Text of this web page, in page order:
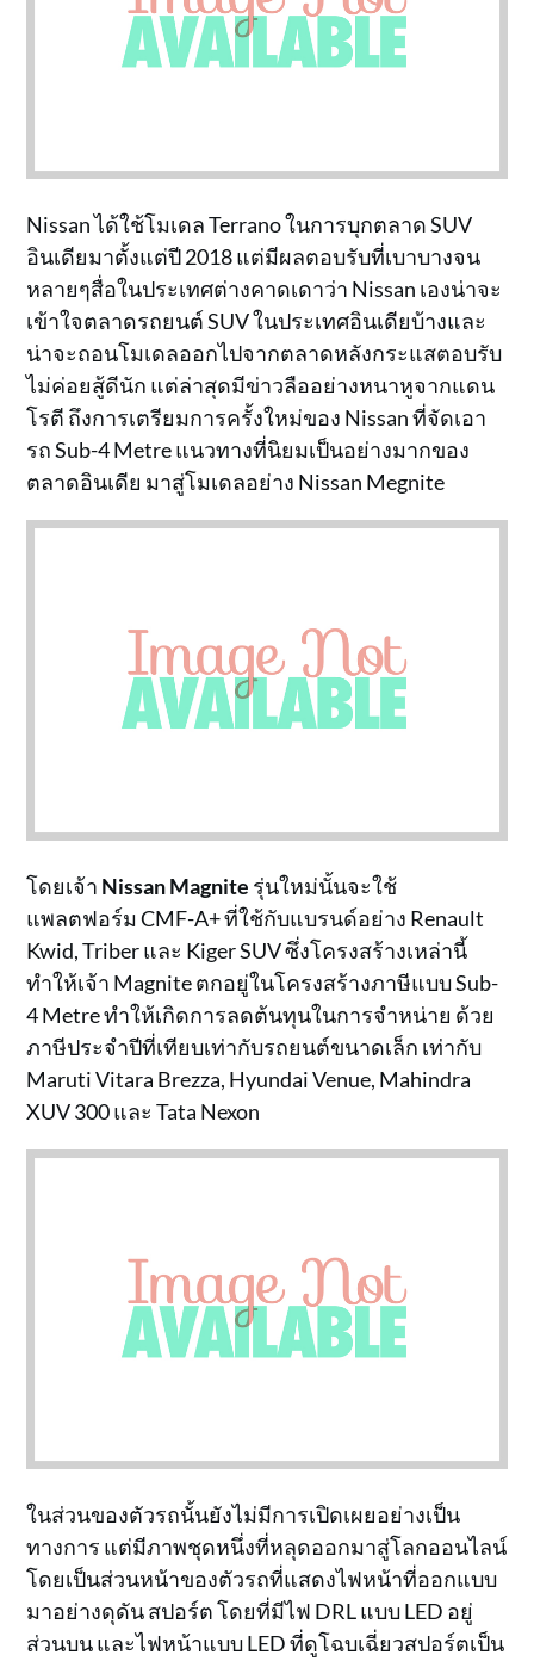
Nissan ได้ใช้โมเดล Terrano ในการบุกตลาด SUV
อินเดียมาตั้งแต่ปี 2018 แต่มีผลตอบรับที่เบาบางจน
หลายๆสื่อในประเทศต่างคาดเดาว่า Nissan เองน่าจะ
เข้าใจตลาดรถยนต์ SUV ในประเทศอินเดียบ้างและ
น่าจะถอนโมเดลออกไปจากตลาดหลังกระแสตอบรับ
ไม่ค่อยสู้ดีนัก แต่ล่าสุดมีข่าวลืออย่างหนาหูจากแดน
โรตี ถึงการเตรียมการครั้งใหม่ของ Nissan ที่จัดเอา
รถ Sub-4 Metre แนวทางที่นิยมเป็นอย่างมากของ
ตลาดอินเดีย มาสู่โมเดลอย่าง Nissan Megnite
โดยเจ้า Nissan Magnite รุ่นใหม่นั้นจะใช้
แพลตฟอร์ม CMF-A+ ที่ใช้กับแบรนด์อย่าง Renault
Kwid, Triber และ Kiger SUV ซึ่งโครงสร้างเหล่านี้
ทำให้เจ้า Magnite ตกอยู่ในโครงสร้างภาษีแบบ Sub-
4 Metre ทำให้เกิดการลดต้นทุนในการจำหน่าย ด้วย
ภาษีประจำปีที่เทียบเท่ากับรถยนต์ขนาดเล็ก เท่ากับ
Maruti Vitara Brezza, Hyundai Venue, Mahindra
XUV 300 และ Tata Nexon
ในส่วนของตัวรถนั้นยังไม่มีการเปิดเผยอย่างเป็น
ทางการ แต่มีภาพชุดหนึ่งที่หลุดออกมาสู่โลกออนไลน์
โดยเป็นส่วนหน้าของตัวรถที่แสดงไฟหน้าที่ออกแบบ
มาอย่างดุดัน สปอร์ต โดยที่มีไฟ DRL แบบ LED อยู่
ส่วนบน และไฟหน้าแบบ LED ที่ดูโฉบเฉี่ยวสปอร์ตเป็น